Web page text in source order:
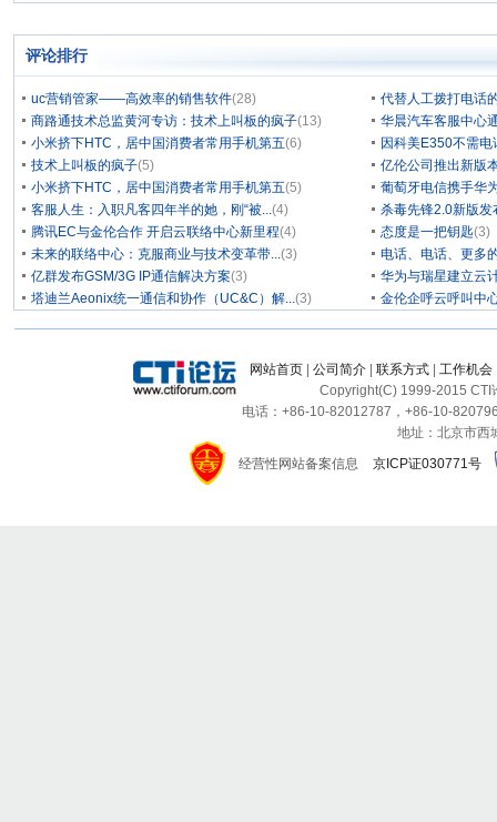
评论排行
uc营销管家——高效率的销售软件(28)
代替人工拨打电话
商路通技术总监黄河专访：技术上叫板的疯子(13)
华晨汽车客服中心
小米挤下HTC，居中国消费者常用手机第五(6)
因科美E350不需
技术上叫板的疯子(5)
亿伦公司推出新版
小米挤下HTC，居中国消费者常用手机第五(5)
葡萄牙电信携手华
客服人生：入职凡客四年半的她，刚“被...(4)
杀毒先锋2.0新版发
腾讯EC与金伦合作 开启云联络中心新里程(4) 态度是一把钥匙(3)
未来的联络中心：克服商业与技术变革带...(3)
电话、电话、更多
亿群发布GSM/3G IP通信解决方案(3)
华为与瑞星建立云
塔迪兰Aeonix统一通信和协作（UC&C）解...(3) 金伦企呼云呼叫中
网站首页 公司简介 联系方式 工作机会
Copyright(C) 1999-2015 CTI
电话：+86-10-82012787，+86-10-
地址：北京市西
经营性网站备案信息
京ICP证030771号